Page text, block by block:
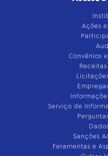
Ações
Convênios
Serviço de
Sanções
Feramentas e